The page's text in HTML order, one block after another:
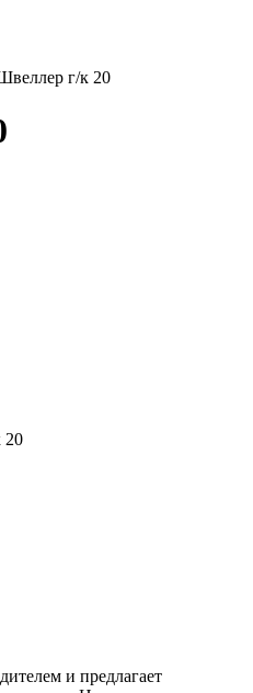
г/к 20
20
и предлагает